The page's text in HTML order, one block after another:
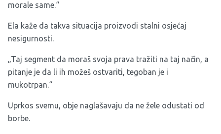
morale same.“
Ela kaže da takva situacija proizvodi stalni osjećaj
nesigurnosti.
„Taj segment da moraš svoja prava tražiti na taj način, a
pitanje je da li ih možeš ostvariti, tegoban je i
mukotrpan.“
Uprkos svemu, obje naglašavaju da ne žele odustati od
borbe.